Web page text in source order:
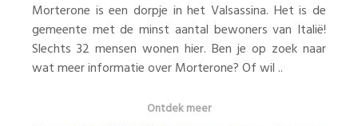
Morterone is een dorpje in het Valsassina. Het is de
gemeente met de minst aantal bewoners van Italië!
Slechts 32 mensen wonen hier. Ben je op zoek naar
wat meer informatie over Morterone? Of wil ..
Ontdek meer